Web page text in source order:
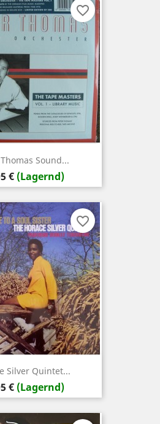
Sound...
€ (Lagernd)
favorite_border
Silver Quintet...
€ (Lagernd)
favorite_border